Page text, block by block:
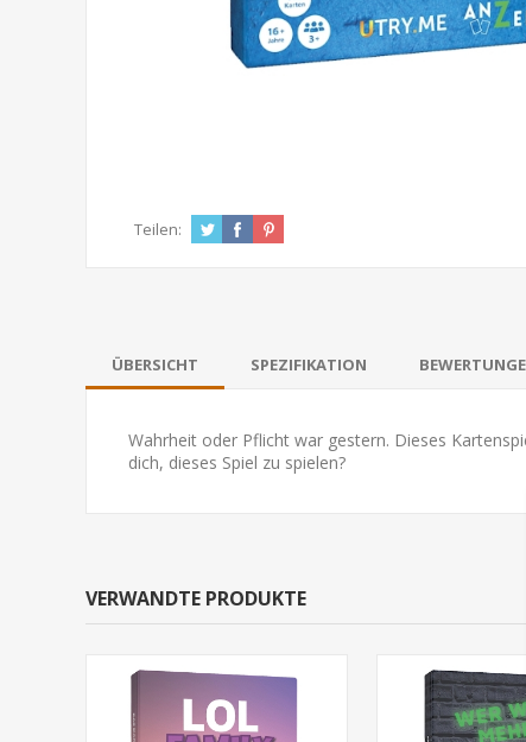
Teilen:
ÜBERSICHT SPEZIFIKATION
Wahrheit oder Pflicht war gestern. Dieses
dich, dieses Spiel zu spielen?
VERWANDTE PRODUKTE